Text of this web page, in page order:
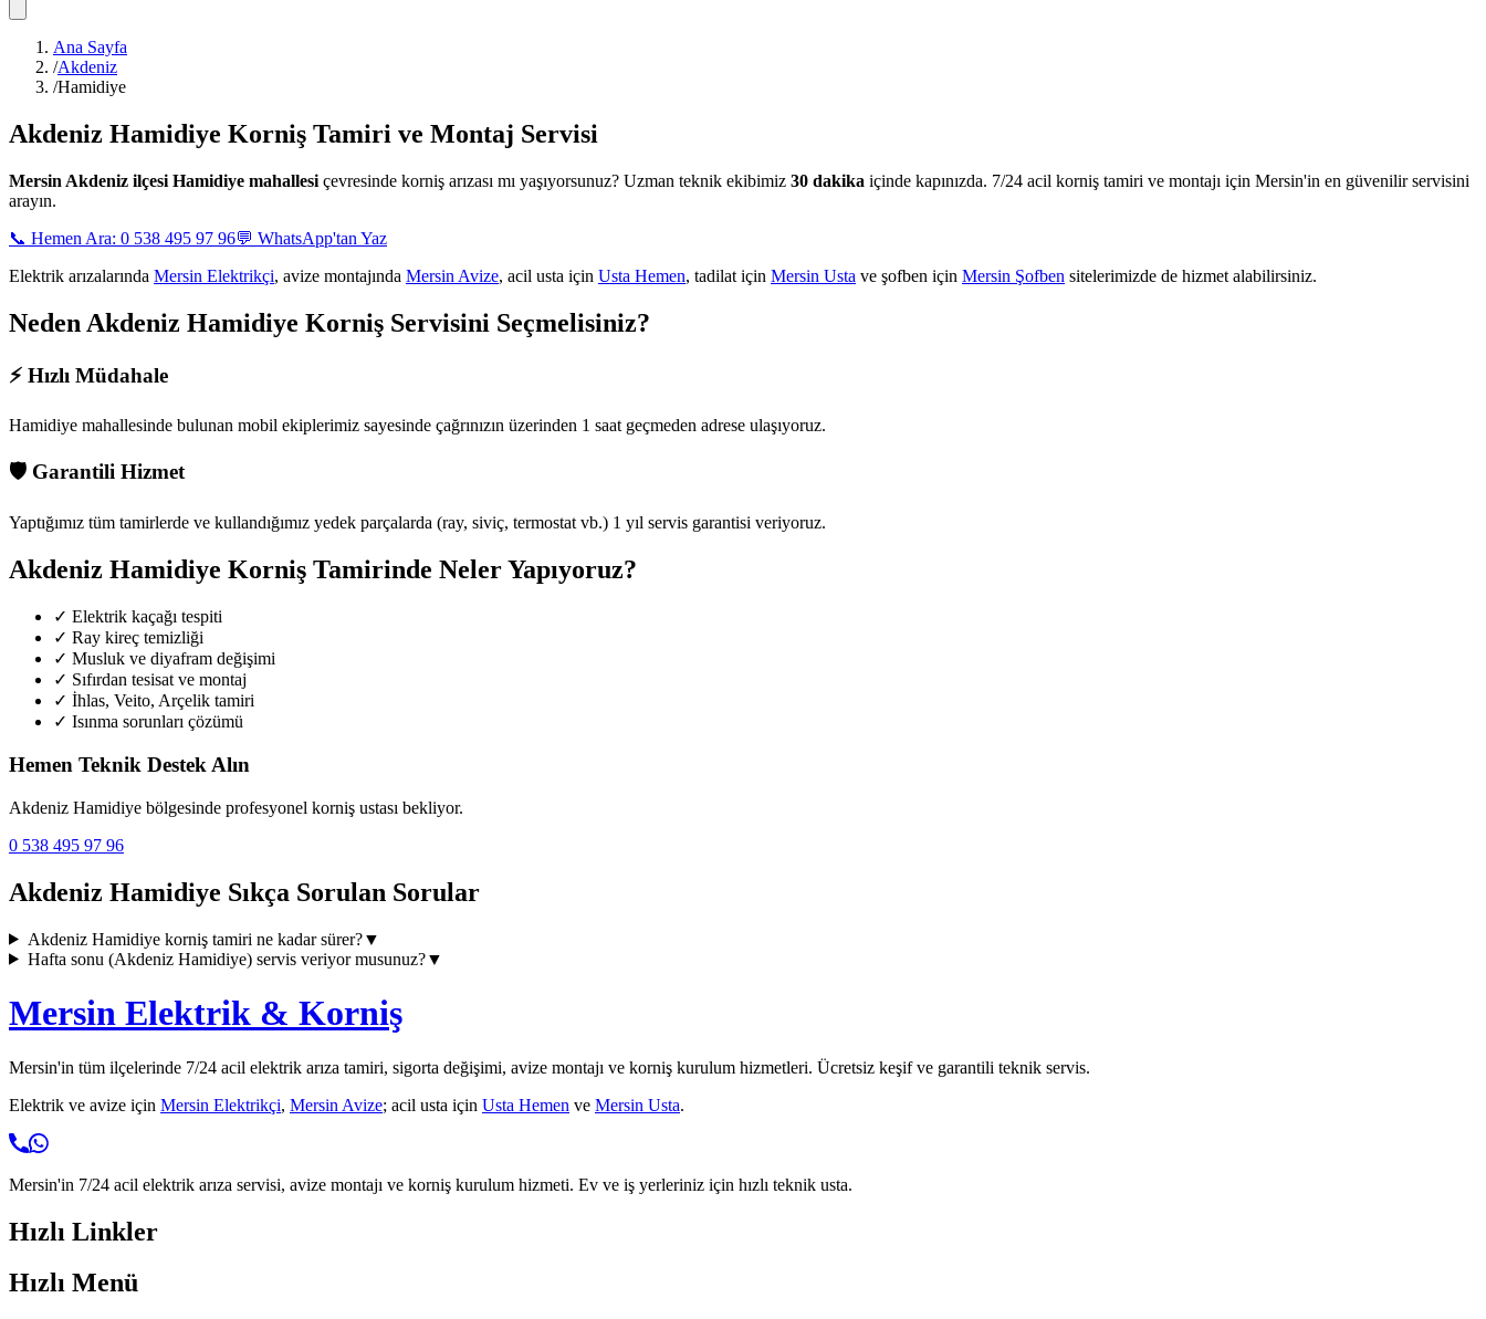
Ana Sayfa
/Akdeniz
/Hamidiye
Akdeniz Hamidiye Korniş Tamiri ve Montaj Servisi
Mersin Akdeniz ilçesi Hamidiye mahallesi çevresinde korniş arızası mı yaşıyorsunuz? Uzman teknik ekibimiz 30 dakika içinde kapınızda. 7/24 acil korniş tamiri ve montajı için Mersin'in en güvenilir servisini
arayın.
📞 Hemen Ara: 0 538 495 97 96💬 WhatsApp'tan Yaz
Elektrik arızalarında Mersin Elektrikçi, avize montajında Mersin Avize, acil usta için Usta Hemen, tadilat için Mersin Usta ve şofben için Mersin Şofben sitelerimizde de hizmet alabilirsiniz.
Neden Akdeniz Hamidiye Korniş Servisini Seçmelisiniz?
⚡ Hızlı Müdahale
Hamidiye mahallesinde bulunan mobil ekiplerimiz sayesinde çağrınızın üzerinden 1 saat geçmeden adrese ulaşıyoruz.
🛡️ Garantili Hizmet
Yaptığımız tüm tamirlerde ve kullandığımız yedek parçalarda (ray, siviç, termostat vb.) 1 yıl servis garantisi veriyoruz.
Akdeniz Hamidiye Korniş Tamirinde Neler Yapıyoruz?
✓ Elektrik kaçağı tespiti
✓ Ray kireç temizliği
✓ Musluk ve diyafram değişimi
✓ Sıfırdan tesisat ve montaj
✓ İhlas, Veito, Arçelik tamiri
✓ Isınma sorunları çözümü
Hemen Teknik Destek Alın
Akdeniz Hamidiye bölgesinde profesyonel korniş ustası bekliyor.
0 538 495 97 96
Akdeniz Hamidiye Sıkça Sorulan Sorular
Akdeniz Hamidiyekorniş tamiri ne kadar sürer?▼
Hafta sonu (Akdeniz Hamidiye) servis veriyor musunuz?▼
Mersin Elektrik & Korniş
Mersin'in tüm ilçelerinde 7/24 acil elektrik arıza tamiri, sigorta değişimi, avize montajı ve korniş kurulum hizmetleri. Ücretsiz keşif ve garantili teknik servis.
Elektrik ve avize için Mersin Elektrikçi, Mersin Avize; acil usta için Usta Hemen ve Mersin Usta.
Mersin'in 7/24 acil elektrik arıza servisi, avize montajı ve korniş kurulum hizmeti. Ev ve iş yerleriniz için hızlı teknik usta.
Hızlı Linkler
Hızlı Menü